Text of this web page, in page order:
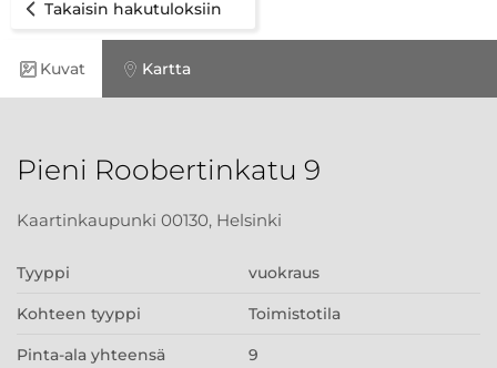
Takaisin hakutuloksiin
Kuvat Kartta
Pieni Roobertinkatu 9
Kaartinkaupunki 00130, Helsinki
Tyyppi vuokraus
Kohteen tyyppi Toimistotila
Pinta-ala yhteensä 9